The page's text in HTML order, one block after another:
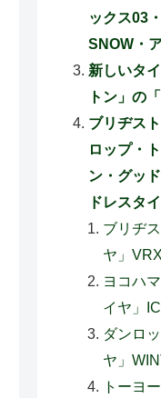
ックス03
SNOW・
新しいタ
トン」の
ブリヂス
ロップ・
ン・グッ
ドレスタイ
ブリヂ
ヤ」VRX
ヨコハ
イヤ」
ダンロ
ヤ」
トーヨ